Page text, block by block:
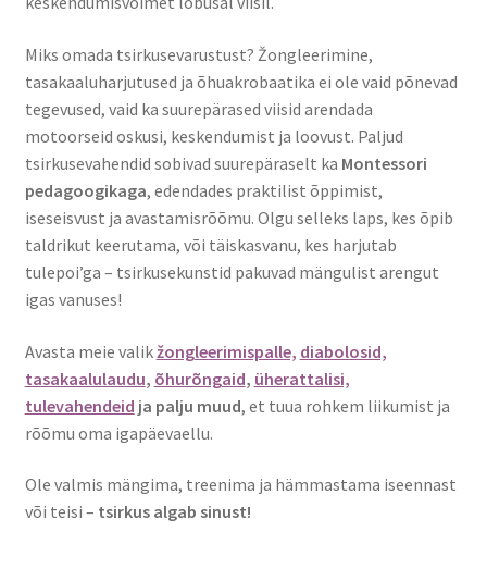
Miks omada tsirkusevarustust? Žongleerimine,
tasakaaluharjutused ja õhuakrobaatika ei ole vaid põnevad
tegevused, vaid ka suurepärased viisid arendada
motoorseid oskusi, keskendumist ja loovust. Paljud
tsirkusevahendid sobivad suurepäraselt ka Montessori
pedagoogikaga, edendades praktilist õppimist,
iseseisvust ja avastamisrõõmu. Olgu selleks laps, kes õpib
taldrikut keerutama, või täiskasvanu, kes harjutab
tulepoi’ga – tsirkusekunstid pakuvad mängulist arengut
igas vanuses!
Avasta meie valikžongleerimispalle, diabolosid,
tasakaalulaudu, õhurõngaid, üherattalisi,
tulevahendeid ja palju muud, et tuua rohkem liikumist ja
rõõmu oma igapäevaellu.
Ole valmis mängima, treenima ja hämmastama iseennast
või teisi – tsirkus algab sinust!